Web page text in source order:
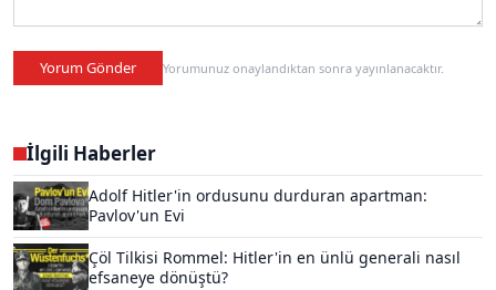
Yorum Gönder Yorumunuz onaylandıktan sonra yayınlanacaktır.
İlgili Haberler
Adolf Hitler'in ordusunu durduran apartman:
Pavlov'un Evi
Çöl Tilkisi Rommel: Hitler'in en ünlü generali nasıl
efsaneye dönüştü?